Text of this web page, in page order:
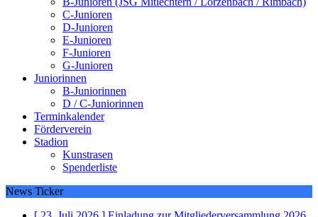
C-Junioren
D-Junioren
E-Junioren
F-Junioren
G-Junioren
Juniorinnen
B-Juniorinnen
D / C-Juniorinnen
Terminkalender
Förderverein
Stadion
Kunstrasen
Spenderliste
News Ticker